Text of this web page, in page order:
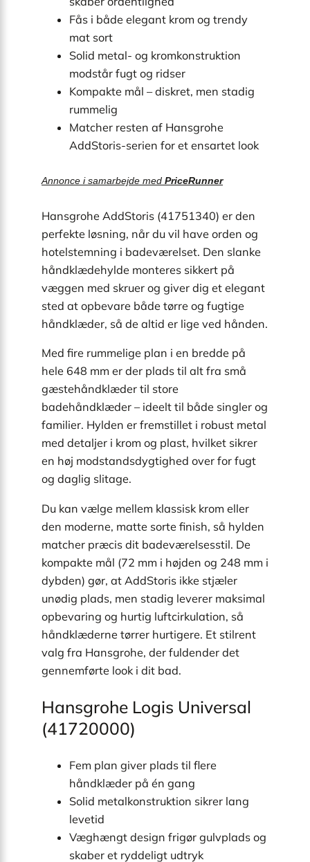
Fås i både elegant krom og trendy
mat sort
Solid metal- og kromkonstruktion
modstår fugt og ridser
Kompakte mål – diskret, men stadig
rummelig
Matcher resten af Hansgrohe
AddStoris-serien for et ensartet look
Annonce i samarbejde med PriceRunner
Hansgrohe AddStoris (41751340) er den
perfekte løsning, når du vil have orden og
hotelstemning i badeværelset. Den slanke
håndklædehylde monteres sikkert på
væggen med skruer og giver dig et elegant
sted at opbevare både tørre og fugtige
håndklæder, så de altid er lige ved hånden.
Med fire rummelige plan i en bredde på
hele 648 mm er der plads til alt fra små
gæstehåndklæder til store
badehåndklæder – ideelt til både singler og
familier. Hylden er fremstillet i robust metal
med detaljer i krom og plast, hvilket sikrer
en høj modstandsdygtighed over for fugt
og daglig slitage.
Du kan vælge mellem klassisk krom eller
den moderne, matte sorte finish, så hylden
matcher præcis dit badeværelsesstil. De
kompakte mål (72 mm i højden og 248 mm i
dybden) gør, at AddStoris ikke stjæler
unødig plads, men stadig leverer maksimal
opbevaring og hurtig luftcirkulation, så
håndklæderne tørrer hurtigere. Et stilrent
valg fra Hansgrohe, der fuldender det
gennemførte look i dit bad.
Hansgrohe Logis Universal
(41720000)
Fem plan giver plads til flere
håndklæder på én gang
Solid metal­konstruktion sikrer lang
levetid
Væghængt design frigør gulvplads og
skaber et ryddeligt udtryk